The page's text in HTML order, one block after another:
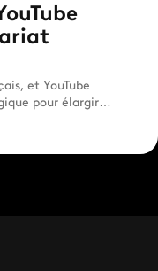
et YouTube
pour élargir